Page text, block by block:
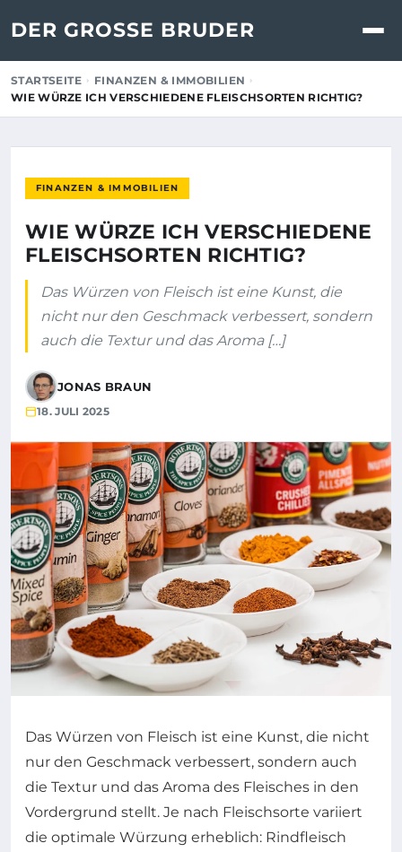
DER GROSSE BRUDER
STARTSEITE
FINANZEN & IMMOBILIEN
WIE WÜRZE ICH VERSCHIEDENE FLEISCHSORTEN RICHTIG?
FINANZEN & IMMOBILIEN
WIE WÜRZE ICH VERSCHIEDENE
FLEISCHSORTEN RICHTIG?
Das Würzen von Fleisch ist eine Kunst, die
nicht nur den Geschmack verbessert, sondern
auch die Textur und das Aroma […]
JONAS BRAUN
18. JULI 2025
Das Würzen von Fleisch ist eine Kunst, die nicht
nur den Geschmack verbessert, sondern auch
die Textur und das Aroma des Fleisches in den
Vordergrund stellt. Je nach Fleischsorte variiert
die optimale Würzung erheblich: Rindfleisch